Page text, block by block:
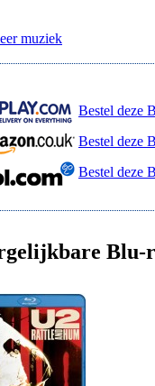
muziek
Bestel deze
Bestel deze
Bestel deze
Blu-